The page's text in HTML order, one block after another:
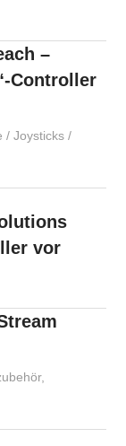
–
Controller
/ Joysticks /
vor
,